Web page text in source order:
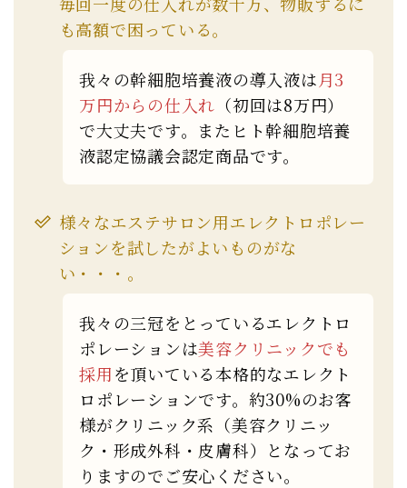
も高額で困っている。
我々の幹細胞培養液の導入液は月3
万円からの仕入れ （初回は8万円）
で大丈夫です。またヒト幹細胞培養
液認定協議会認定商品です。
様々なエステサロン用エレクトロポレー
ションを試したがよいものがな
い・・・。
我々の三冠をとっているエレクトロ
ポレーションは美容クリニックでも
採用を頂いている本格的なエレクト
ロポレーションです。約30%のお客
様がクリニック系（美容クリニッ
ク・形成外科・皮膚科）となってお
りますのでご安心ください。